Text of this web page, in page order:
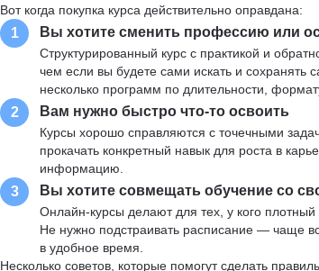
Вот когда покупка курса действительно оправдана:
1 Вы хотите сменить профессию или
Структурированный курс с практикой и
чем если вы будете сами искать и
несколько программ по длительности,
2 Вам нужно быстро что-то освоить
Курсы хорошо справляются с точечными
прокачать конкретный навык для роста в
информацию.
3 Вы хотите совмещать обучение со
Онлайн-курсы делают для тех, у кого плотный
Не нужно подстраивать расписание — чаще
в удобное время.
Несколько советов, которые помогут сделать